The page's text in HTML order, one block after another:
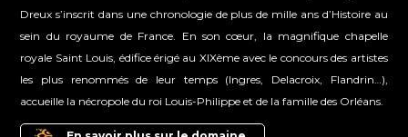
Dreux s’inscrit dans une chronologie de plus de mille ans d’Histoire au
sein du royaume de France. En son cœur, la magnifique chapelle
royale Saint Louis, édifice érigé au XIXème avec le concours des artistes
les plus renommés de leur temps (Ingres, Delacroix, Flandrin…),
accueille la nécropole du roi Louis-Philippe et de la famille des Orléans.